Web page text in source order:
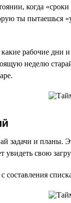
когда
ты пытаешься
рабочие
неделю
задачи и
увидеть свою